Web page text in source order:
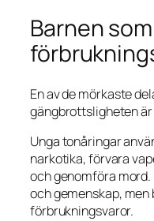
Barnen
En av de mörkaste
gängbrottsligheten
Unga tonåringar
narkotika, förvara
och genomföra
och gemenskap,
förbrukningsvaror.